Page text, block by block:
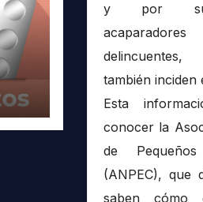
y por
también inciden
Esta
conocer la
de Pequeños
(ANPEC), que
saben cómo